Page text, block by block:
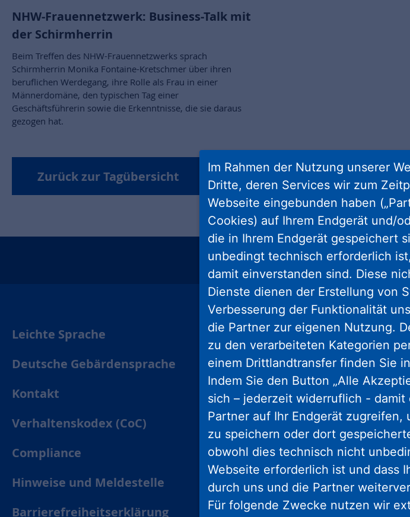
NHW-Frauennetzwerk: Business-Talk mit
der Schirmherrin
Beim Treffen des NHW-Frauennetzwerks sprach
Schirmherrin Monika Fontaine-Kretschmer über ihren
beruflichen Werdegang, ihre Rolle als Frau in einer
Männerdomäne, den typischen Tag einer
Geschäftsführerin sowie die Erkenntnisse, die sie daraus
gezogen hat.
Zurück zur Tagübersicht
instagramfacebook
Leichte Sprache
Deutsche Gebärdensprache
Kontakt
Verhaltenskodex (CoC)
Compliance
Hinweise und Meldestelle
Barrierefreiheitserklärung
Nassauische
Schaumainkai 47
60596 Frankfurt am
Tel.: 069 678674-0
Hinweis: Wegen
geschlossen.Weitere
Wohnstadt
Im Rahmen der Nutzung unserer
Dritte, deren Services wir zum
Webseite eingebunden haben
Cookies) auf Ihrem Endgerät und/
die in Ihrem Endgerät gespeichert
unbedingt technisch erforderlich
damit einverstanden sind. Diese
Dienste dienen der Erstellung von
Verbesserung der Funktionalität
die Partner zur eigenen Nutzung.
zu den verarbeiteten Kategorien
einem Drittlandtransfer finden Sie
Indem Sie den Button „Alle
sich – jederzeit widerruflich -
Partner auf Ihr Endgerät
zu speichern oder dort
obwohl dies technisch nicht
Webseite erforderlich ist und dass
durch uns und die Partner
Für folgende Zwecke nutzen wir